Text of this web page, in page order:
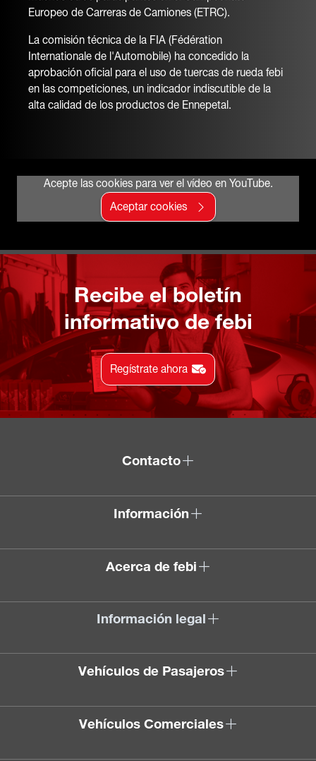
Europeo de Carreras de Camiones (ETRC).
La comisión técnica de la FIA (Fédération
Internationale de l'Automobile) ha concedido la
aprobación oficial para el uso de tuercas de rueda febi
en las competiciones, un indicador indiscutible de la
alta calidad de los productos de Ennepetal.
Acepte las cookies para ver el vídeo en YouTube.
Aceptar cookies
Recibe el boletín
informativo de febi
Regístrate ahora
Contacto
Información
Acerca de febi
Información legal
Vehículos de Pasajeros
Vehículos Comerciales